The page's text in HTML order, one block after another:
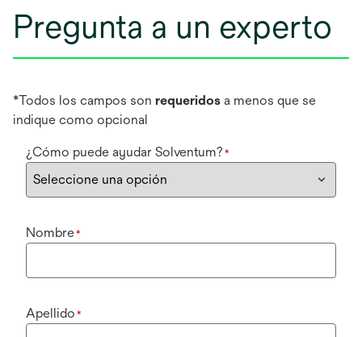
Pregunta a un experto
*Todos los campos son requeridos a menos que se
indique como opcional
¿Cómo puede ayudar Solventum? *
Nombre*
Apellido *